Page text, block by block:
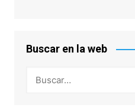
Buscar en la web